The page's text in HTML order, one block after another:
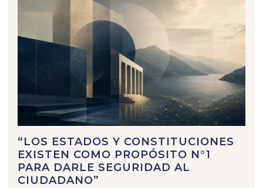
“LOS ESTADOS Y CONSTITUCIONES
EXISTEN COMO PROPÓSITO N°1
PARA DARLE SEGURIDAD AL
CIUDADANO”